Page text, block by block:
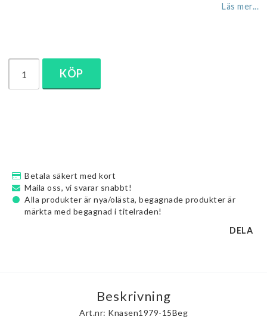
Läs mer...
KÖP
Betala säkert med kort
Maila oss, vi svarar snabbt!
Alla produkter är nya/olästa, begagnade produkter är
märkta med begagnad i titelraden!
DELA
Beskrivning
Art.nr: Knasen1979-15Beg